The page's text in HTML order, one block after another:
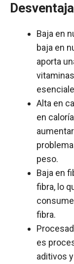
Baja en
baja en
aporta
Alta en
en
peso.
Baja en
fibra, lo
fibra.
es
aditivos